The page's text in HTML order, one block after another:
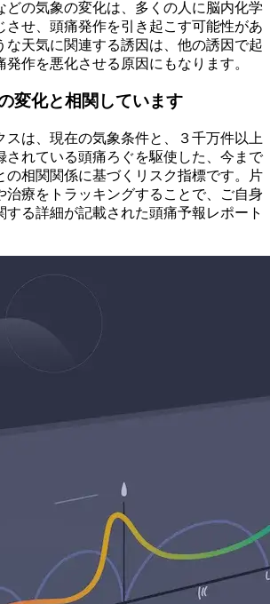
どの気象の変化は、多くの人に脳内化学
させ、頭痛発作を引き起こす可能性があ
な天気に関連する誘因は、他の誘因で起
発作を悪化させる原因にもなります。
変化と相関しています
スは、現在の気象条件と、３千万件以上
されている頭痛ろぐを駆使した、今まで
の相関関係に基づくリスク指標です。片
治療をトラッキングすることで、ご自身
する詳細が記載された頭痛予報レポート